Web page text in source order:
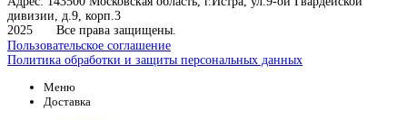
дивизии, д.9, корп.3
2025
Все права защищены.
Пользовательское соглашение
Политика обработки и защиты персональных данных
Меню
Доставка